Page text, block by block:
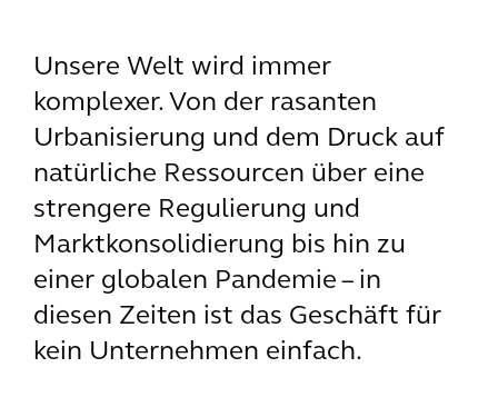
Unsere Welt wird immer
komplexer. Von der rasanten
Urbanisierung und dem Druck auf
natürliche Ressourcen über eine
strengere Regulierung und
Marktkonsolidierung bis hin zu
einer globalen Pandemie – in
diesen Zeiten ist das Geschäft für
kein Unternehmen einfach.